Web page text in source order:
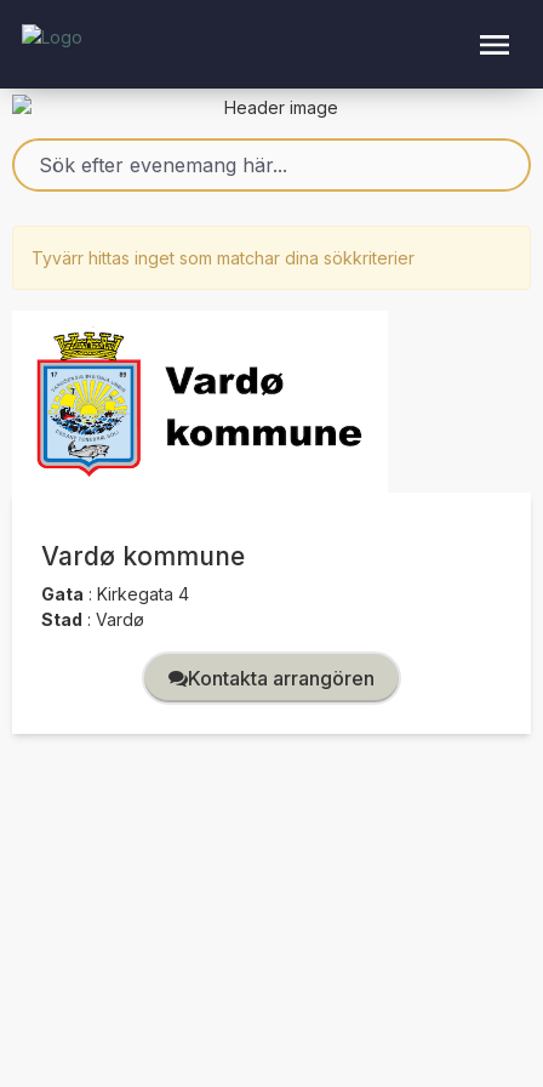
Tyvärr hittas inget som matchar dina sökkriterier
Vardø kommune
Gata : Kirkegata 4
Stad : Vardø
Kontakta arrangören